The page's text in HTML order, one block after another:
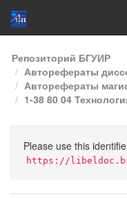
Skip
navigation
Репозиторий БГУИР
Авторефераты
Авторефераты
1-38 80 04
Please use this
https://